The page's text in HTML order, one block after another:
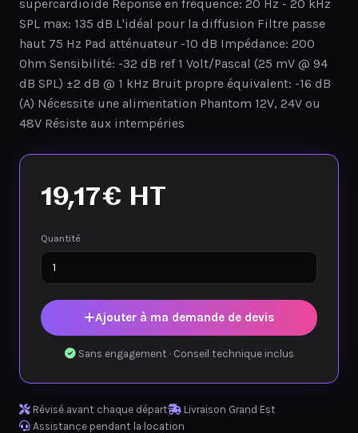
supercardioïde Réponse en fréquence: 20 Hz - 20 kHz
SPL max: 135 dB L'idéal pour la diffusion Filtre passe
haut 75 Hz Pad atténuateur -10 dB Impédance: 200
Ohm Sensibilité: -32 dB ref 1 Volt/Pascal (25 mV @ 94
dB SPL) ±2 dB @ 1 kHz Bruit propre équivalent: -16 dB
(A) Nécessite une alimentation Phantom 12V, 24V ou
48V Résiste aux intempéries
19,17€ HT
Quantité
Ajouter à ma demande de devis
Sans engagement · Conseil technique inclus
Révisé avant chaque départ
Livraison Grand Est
Assistance pendant la location